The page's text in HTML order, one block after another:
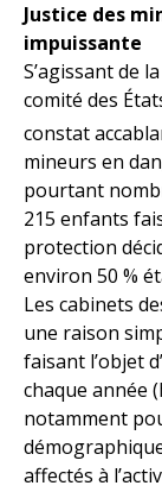
Justice des
impuissante
S’agissant de
comité des
constat
mineurs en
pourtant
215 enfants
protection
environ 50 %
Les cabinets
une raison
faisant l’objet
chaque année
notamment
affectés à